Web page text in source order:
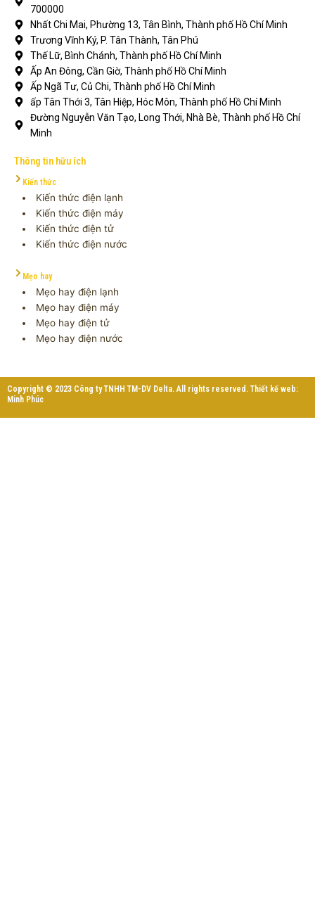
700000
Nhất Chi Mai, Phường 13, Tân Bình, Thành phố Hồ Chí Minh
Trương Vĩnh Ký, P. Tân Thành, Tân Phú
Thế Lữ, Bình Chánh, Thành phố Hồ Chí Minh
Ấp An Đông, Cần Giờ, Thành phố Hồ Chí Minh
Ấp Ngã Tư, Củ Chi, Thành phố Hồ Chí Minh
ấp Tân Thới 3, Tân Hiệp, Hóc Môn, Thành phố Hồ Chí Minh
Đường Nguyễn Văn Tạo, Long Thới, Nhà Bè, Thành phố Hồ Chí
Minh
Thông tin hữu ích
Kiến thức
Kiến thức điện lạnh
Kiến thức điện máy
Kiến thức điện tử
Kiến thức điện nước
Mẹo hay
Mẹo hay điện lạnh
Mẹo hay điện máy
Mẹo hay điện tử
Mẹo hay điện nước
Copyright © 2023 Công ty TNHH TM-DV Delta. All rights reserved. Thiết kế web:
Minh Phúc